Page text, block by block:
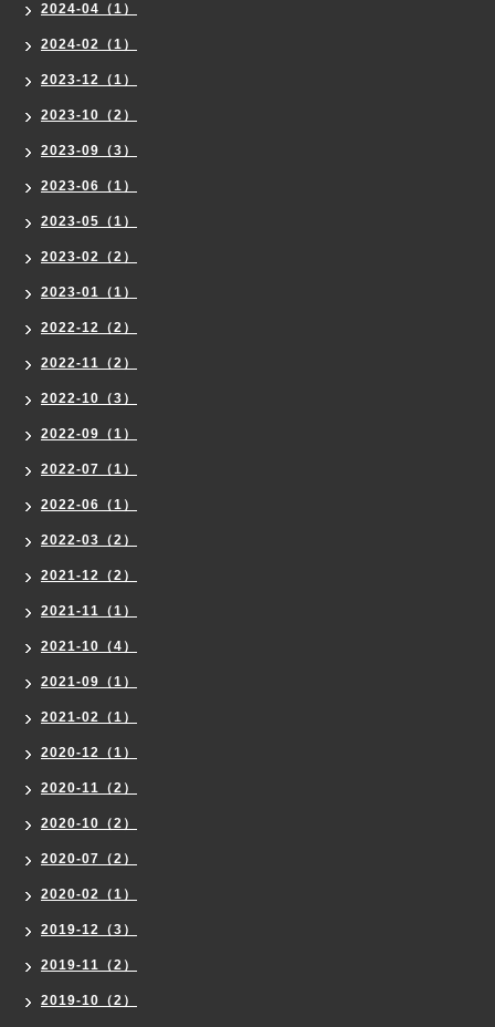
2024-04（1）
2024-02（1）
2023-12（1）
2023-10（2）
2023-09（3）
2023-06（1）
2023-05（1）
2023-02（2）
2023-01（1）
2022-12（2）
2022-11（2）
2022-10（3）
2022-09（1）
2022-07（1）
2022-06（1）
2022-03（2）
2021-12（2）
2021-11（1）
2021-10（4）
2021-09（1）
2021-02（1）
2020-12（1）
2020-11（2）
2020-10（2）
2020-07（2）
2020-02（1）
2019-12（3）
2019-11（2）
2019-10（2）